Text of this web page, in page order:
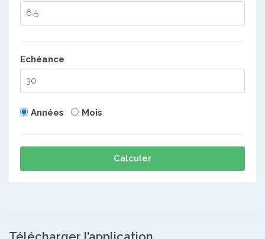
Echéance
Années Mois
Calculer